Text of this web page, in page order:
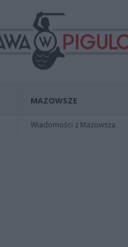
MAZOWSZE
Wiadomości z Mazowsza